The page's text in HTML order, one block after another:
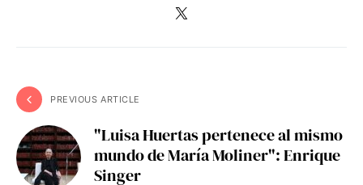
PREVIOUS ARTICLE
"Luisa Huertas pertenece al mismo
mundo de María Moliner": Enrique
Singer